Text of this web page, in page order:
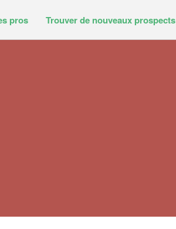
pros Trouver de nouveaux prospects